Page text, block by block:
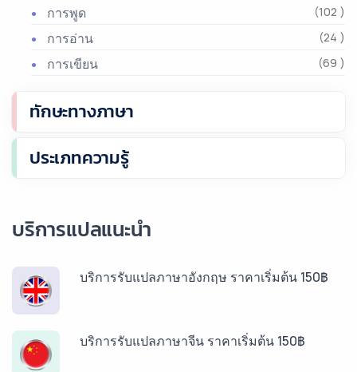
การพูด (102 )
การอ่าน (24 )
การเขียน (69 )
ทักษะทางภาษา
ประเภทความรู้
บริการแปลแนะนำ
บริการรับแปลภาษาอังกฤษ ราคาเริ่มต้น 150฿
บริการรับแปลภาษาจีน ราคาเริ่มต้น 150฿